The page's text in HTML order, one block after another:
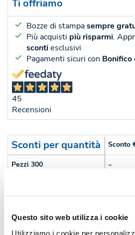
Questo sito web utilizza i cookie
Utilizziamo i cookie per
Ti offriamo
Bozze di stampasempre
Più acquisti più risparmi.
scontiesclusivi
Pagamenti sicuri con Bonifico
45
Recensioni
Sconti per quantità Sconto
Pezzi 300 -
Pezzi 3000